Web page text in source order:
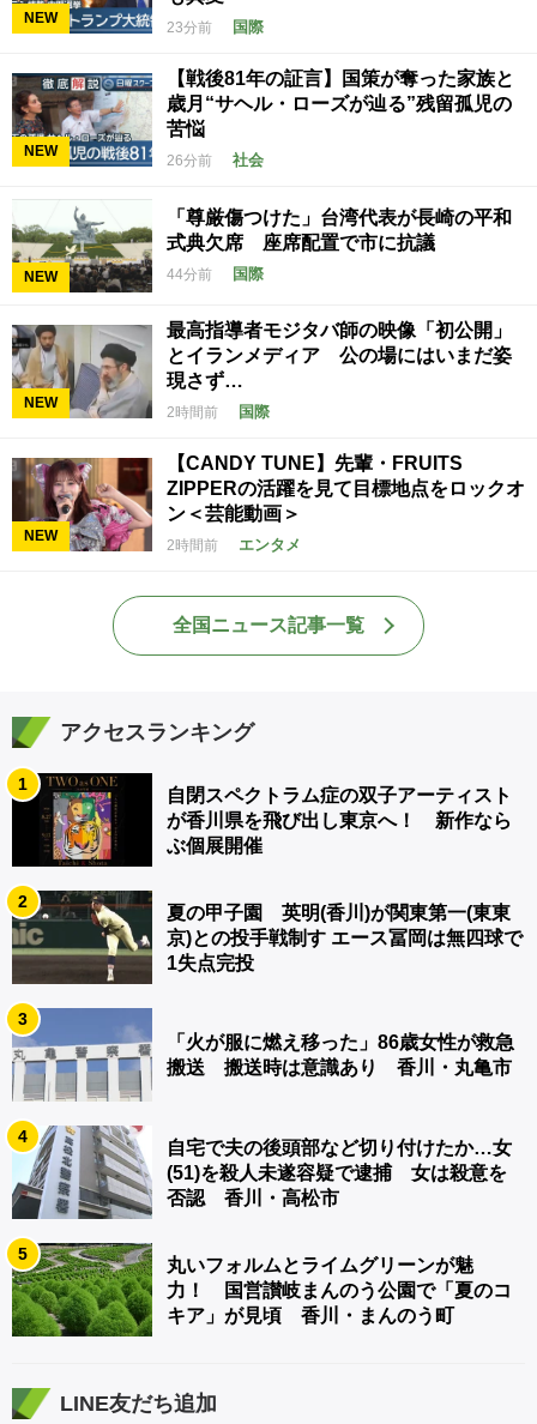
NEW
23分前 国際
NEW
【戦後81年の証言】国策が奪った家族と
歳月“サヘル・ローズが辿る”残留孤児の
苦悩
26分前 社会
NEW
「尊厳傷つけた」台湾代表が長崎の平和
式典欠席 座席配置で市に抗議
44分前 国際
NEW
最高指導者モジタバ師の映像「初公開」
とイランメディア 公の場にはいまだ姿
現さず…
2時間前 国際
NEW
【CANDY TUNE】先輩・FRUITS
ZIPPERの活躍を見て目標地点をロックオ
ン＜芸能動画＞
2時間前 エンタメ
全国ニュース記事一覧
アクセスランキング
1
自閉スペクトラム症の双子アーティスト
が香川県を飛び出し東京へ！ 新作なら
ぶ個展開催
2
夏の甲子園 英明(香川)が関東第一(東東
京)との投手戦制す エース冨岡は無四球で
1失点完投
3
「火が服に燃え移った」86歳女性が救急
搬送 搬送時は意識あり 香川・丸亀市
4
自宅で夫の後頭部など切り付けたか…女
(51)を殺人未遂容疑で逮捕 女は殺意を
否認 香川・高松市
5
丸いフォルムとライムグリーンが魅
力！ 国営讃岐まんのう公園で「夏のコ
キア」が見頃 香川・まんのう町
LINE友だち追加